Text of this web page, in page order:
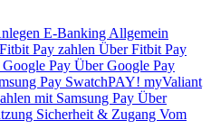
E-Banking Allgemein
Pay zahlen Über Fitbit Pay
Pay Über Google Pay
Pay SwatchPAY! myValiant
mit Samsung Pay Über
Sicherheit & Zugang Vom